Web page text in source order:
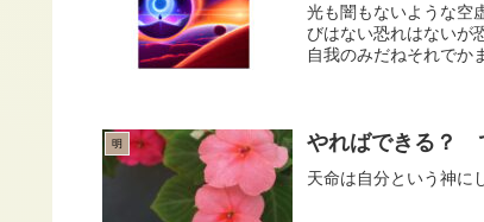
光も闇もないような空
びはない恐れはないが
自我のみだねそれでか
明 やればできる？
天命は自分という神に